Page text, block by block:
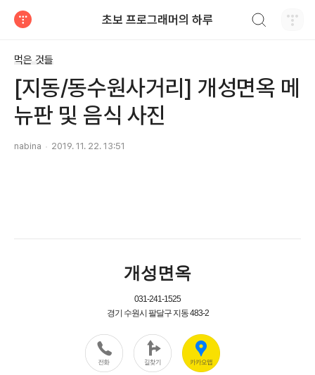
초보 프로그래머의 하루
먹은 것들
[지동/동수원사거리] 개성면옥 메
뉴판 및 음식 사진
nabina 2019. 11. 22. 13:51